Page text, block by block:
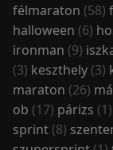
félmaraton (58)
halloween (6)
ironman (9)
(3) keszthely (3)
maraton (26)
ob (17) párizs (1)
sprint (8)